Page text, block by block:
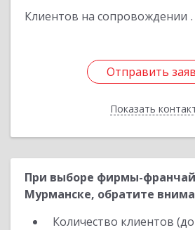
Клиентов на сопровождении
Отправить
Показать
Отправить
Назад
При выборе фирмы-
Мурманске, обратите
Количество клиентов